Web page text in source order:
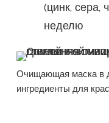
(цинк, сера,
неделю
Очищающая маска в
ингредиенты для